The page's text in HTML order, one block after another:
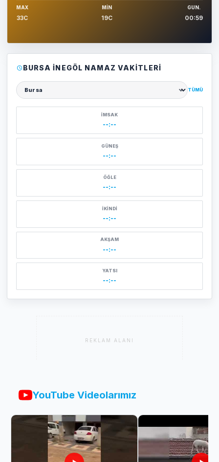
MAX
33C
MIN
19C
GUN.
00:59
BURSA İNEGÖL NAMAZ VAKITLERI
Şehir seçin
TÜMÜ
İMSAK
--:--
GÜNEŞ
--:--
ÖĞLE
--:--
İKINDI
--:--
AKŞAM
--:--
YATSI
--:--
REKLAM ALANI
YouTube Videolarımız